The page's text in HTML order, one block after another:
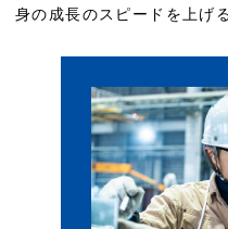
身の成長のスピードを上げ